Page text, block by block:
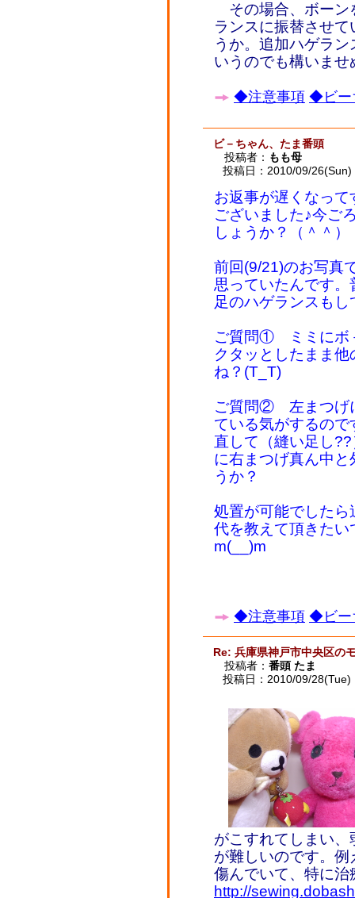
その場合、ボーン
ランスに振替させ
うか。追加ハゲラ
いうのでも構いませ
◆注意事項 ◆ビー
ビ－ちゃん、たま番頭
投稿者： もも母
投稿日：2010/09/
お返事が遅くなっ
ございました♪今ご
しょうか？（＾＾）
前回(9/21)のお写真
思っていたんです
足のハゲランスも
ご質問① ミミにボ
クタッとしたまま
ね？(T_T)
ご質問② 左まつげ
ている気がするの
直して（縫い足し
に右まつげ真ん中
うか？
処置が可能でした
代を教えて頂きた
m(__)m
◆注意事項 ◆ビー
Re: 兵庫県神戸市中央区の
投稿者： 番頭 たま
投稿日：2010/09/
がこすれてしまい
が難しいのです。
傷んでいて、特に
http://